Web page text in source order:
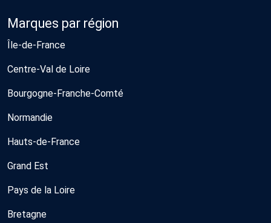
Marques par région
Île-de-France
Centre-Val de Loire
Bourgogne-Franche-Comté
Normandie
Hauts-de-France
Grand Est
Pays de la Loire
Bretagne